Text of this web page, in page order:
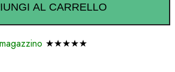
AL CARRELLO
★★★★★